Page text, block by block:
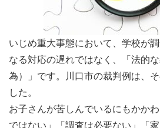
いじめ重大事態において、学校が
なる対応の遅れではなく、「法的
為）」です。川口市の裁判例は、
した。
お子さんが苦しんでいるにもかか
ではない」「調査は必要ない」「